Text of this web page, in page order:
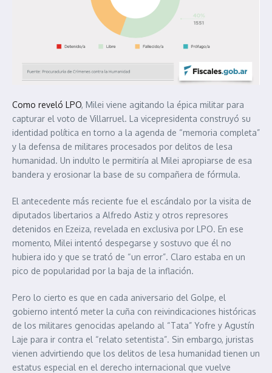
Como reveló LPO, Milei viene agitando la épica militar para
capturar el voto de Villarruel. La vicepresidenta construyó su
identidad política en torno a la agenda de “memoria completa”
y la defensa de militares procesados por delitos de lesa
humanidad. Un indulto le permitiría al Milei apropiarse de esa
bandera y erosionar la base de su compañera de fórmula.
El antecedente más reciente fue el escándalo por la visita de
diputados libertarios a Alfredo Astiz y otros represores
detenidos en Ezeiza, revelada en exclusiva por LPO. En ese
momento, Milei intentó despegarse y sostuvo que él no
hubiera ido y que se trató de “un error”. Claro estaba en un
pico de popularidad por la baja de la inflación.
Pero lo cierto es que en cada aniversario del Golpe, el
gobierno intentó meter la cuña con reivindicaciones históricas
de los militares genocidas apelando al “Tata” Yofre y Agustín
Laje para ir contra el “relato setentista”. Sin embargo, juristas
vienen advirtiendo que los delitos de lesa humanidad tienen un
estatus especial en el derecho internacional que vuelve